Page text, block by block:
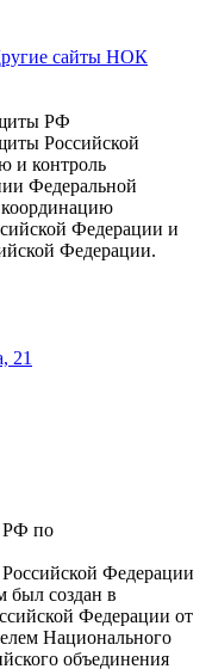
сайты НОК
РФ
Российской
и контроль
Федеральной
координацию
Федерации и
Федерации.
21
РФ по
Федерации
был создан в
Федерации от
Национального
объединения